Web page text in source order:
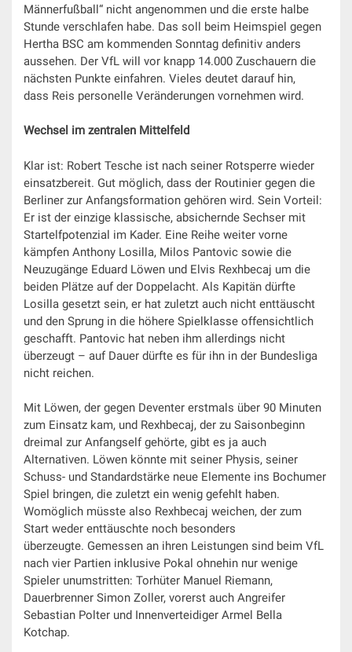
Männerfußball“ nicht angenommen und die erste halbe
Stunde verschlafen habe. Das soll beim Heimspiel gegen
Hertha BSC am kommenden Sonntag definitiv anders
aussehen. Der VfL will vor knapp 14.000 Zuschauern die
nächsten Punkte einfahren. Vieles deutet darauf hin,
dass Reis personelle Veränderungen vornehmen wird.
Wechsel im zentralen Mittelfeld
Klar ist: Robert Tesche ist nach seiner Rotsperre wieder
einsatzbereit. Gut möglich, dass der Routinier gegen die
Berliner zur Anfangsformation gehören wird. Sein Vorteil:
Er ist der einzige klassische, absichernde Sechser mit
Startelfpotenzial im Kader. Eine Reihe weiter vorne
kämpfen Anthony Losilla, Milos Pantovic sowie die
Neuzugänge Eduard Löwen und Elvis Rexhbecaj um die
beiden Plätze auf der Doppelacht. Als Kapitän dürfte
Losilla gesetzt sein, er hat zuletzt auch nicht enttäuscht
und den Sprung in die höhere Spielklasse offensichtlich
geschafft. Pantovic hat neben ihm allerdings nicht
überzeugt – auf Dauer dürfte es für ihn in der Bundesliga
nicht reichen.
Mit Löwen, der gegen Deventer erstmals über 90 Minuten
zum Einsatz kam, und Rexhbecaj, der zu Saisonbeginn
dreimal zur Anfangself gehörte, gibt es ja auch
Alternativen. Löwen könnte mit seiner Physis, seiner
Schuss- und Standardstärke neue Elemente ins Bochumer
Spiel bringen, die zuletzt ein wenig gefehlt haben.
Womöglich müsste also Rexhbecaj weichen, der zum
Start weder enttäuschte noch besonders
überzeugte. Gemessen an ihren Leistungen sind beim VfL
nach vier Partien inklusive Pokal ohnehin nur wenige
Spieler unumstritten: Torhüter Manuel Riemann,
Dauerbrenner Simon Zoller, vorerst auch Angreifer
Sebastian Polter und Innenverteidiger Armel Bella
Kotchap.